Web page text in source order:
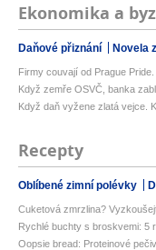
Ekonomika a
Daňové přiznání Novela
Firmy couvají od Prague
Když zemře OSVČ, banka
Když daň vyžene zlatá vejce.
Recepty
Oblíbené zimní polévky
Cuketová zmrzlina?
Rychlé buchty s broskvemi: 5
Oopsie bread: Proteinové